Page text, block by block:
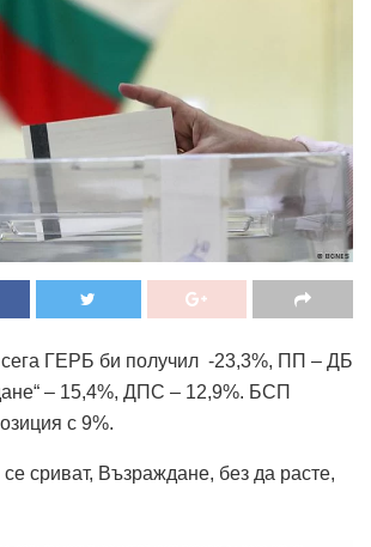
сега ГЕРБ би получил -23,3%, ПП – ДБ
– 15,4%, ДПС – 12,9%. БСП
с 9%.
сриват, Възраждане, без да расте,